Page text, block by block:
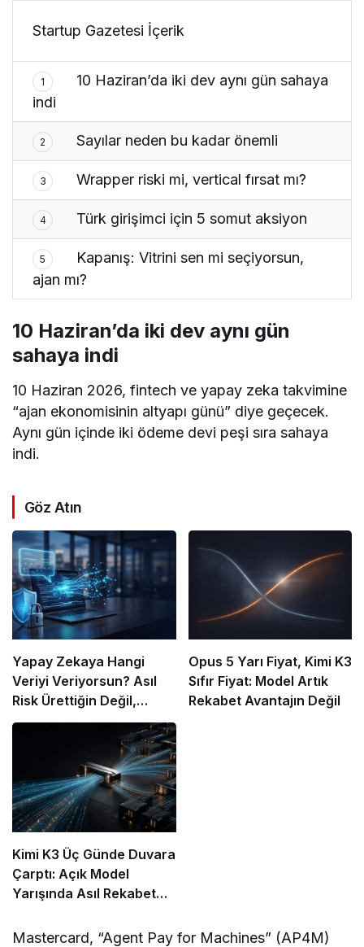
Startup Gazetesi İçerik
1
10 Haziran’da iki dev aynı gün sahaya
indi
2 Sayılar neden bu kadar önemli
3 Wrapper riski mi, vertical fırsat mı?
4 Türk girişimci için 5 somut aksiyon
5
Kapanış: Vitrini sen mi seçiyorsun,
ajan mı?
10 Haziran’da iki dev aynı gün
sahaya indi
10 Haziran 2026, fintech ve yapay zeka takvimine
“ajan ekonomisinin altyapı günü” diye geçecek.
Aynı gün içinde iki ödeme devi peşi sıra sahaya
indi.
Göz Atın
Yapay Zekaya Hangi
Veriyi Veriyorsun? Asıl
Risk Ürettiğin Değil,
Verdiğin Veride
Opus 5 Yarı Fiyat, Kimi K3
Sıfır Fiyat: Model Artık
Rekabet Avantajın Değil
Kimi K3 Üç Günde Duvara
Çarptı: Açık Model
Yarışında Asıl Rekabet
Mastercard, “Agent Pay for Machines” (AP4M)